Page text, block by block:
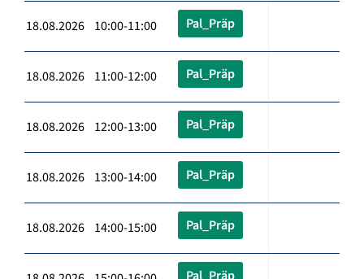
18.08.2026 10:00-11:00 Pal_Präp
18.08.2026 11:00-12:00 Pal_Präp
18.08.2026 12:00-13:00 Pal_Präp
18.08.2026 13:00-14:00 Pal_Präp
18.08.2026 14:00-15:00 Pal_Präp